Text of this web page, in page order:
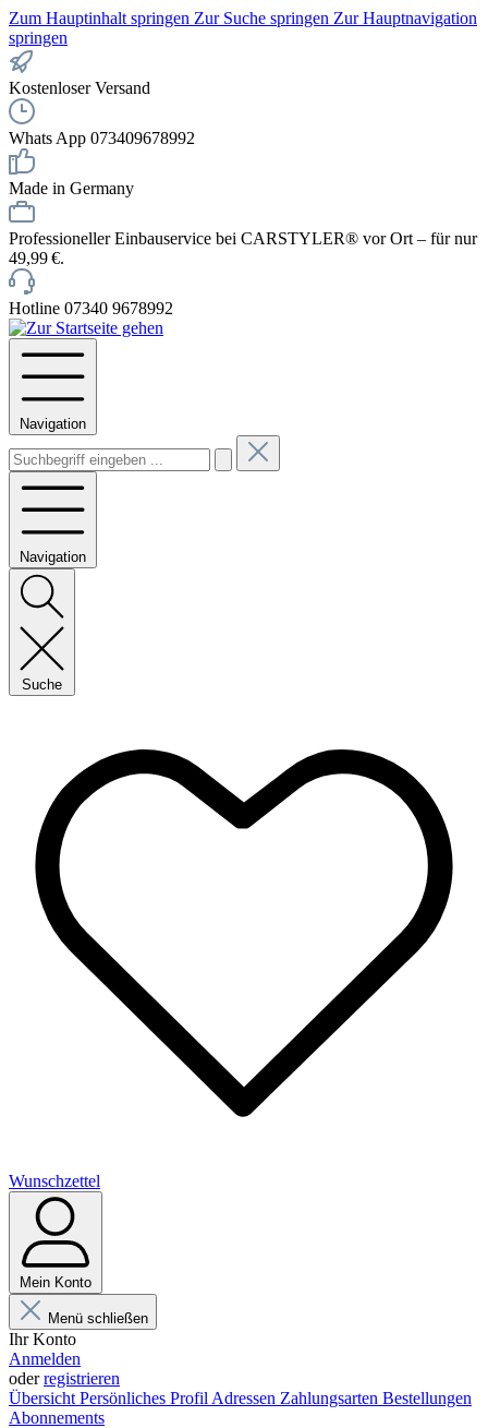
Zum Hauptinhalt springen Zur Suche springen Zur Hauptnavigation
springen
Kostenloser Versand
Whats App 073409678992
Made in Germany
Professioneller Einbauservice bei CARSTYLER® vor Ort – für nur
49,99 €.
Hotline 07340 9678992
Navigation
Navigation
Suche
Wunschzettel
Mein Konto
Menü schließen
Ihr Konto
Anmelden
oderregistrieren
Übersicht Persönliches Profil Adressen Zahlungsarten Bestellungen
Abonnements